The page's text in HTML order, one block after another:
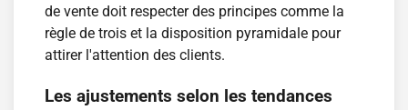
de vente doit respecter des principes comme la
règle de trois et la disposition pyramidale pour
attirer l'attention des clients.
Les ajustements selon les tendances